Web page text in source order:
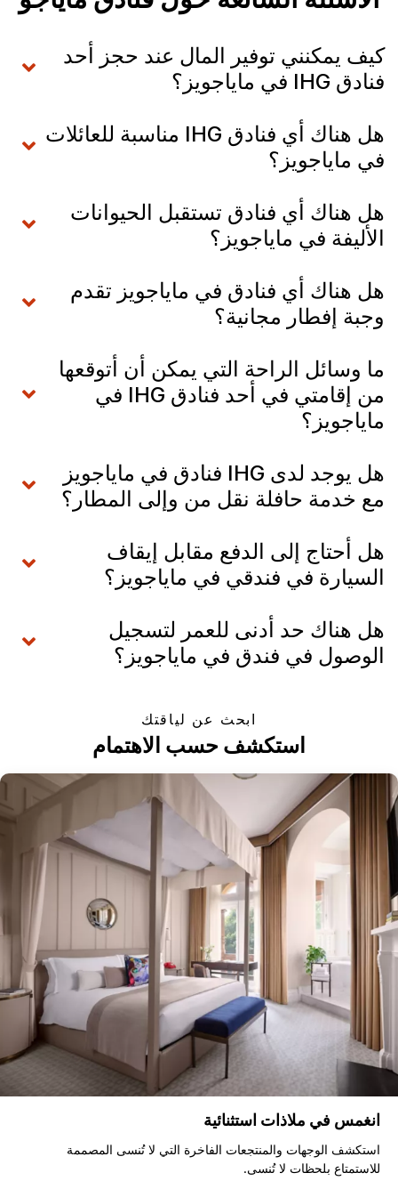
كيف يمكنني توفير المال عند حجز أحد
فنادق IHG في ماياجويز؟
هل هناك أي فنادق IHG مناسبة للعائلات
في ماياجويز؟
هل هناك أي فنادق تستقبل الحيوانات
الأليفة في ماياجويز؟
هل هناك أي فنادق في ماياجويز تقدم
وجبة إفطار مجانية؟
ما وسائل الراحة التي يمكن أن أتوقعها
من إقامتي في أحد فنادق IHG في
ماياجويز؟
هل يوجد لدى IHG فنادق في ماياجويز
مع خدمة حافلة نقل من وإلى المطار؟
هل أحتاج إلى الدفع مقابل إيقاف
السيارة في فندقي في ماياجويز؟
هل هناك حد أدنى للعمر لتسجيل
الوصول في فندق في ماياجويز؟
ابحث عن لياقتك
استكشف حسب الاهتمام
انغمس في ملاذات استثنائية
استكشف الوجهات والمنتجعات الفاخرة التي لا تُنسى المصممة
للاستمتاع بلحظات لا تُنسى.